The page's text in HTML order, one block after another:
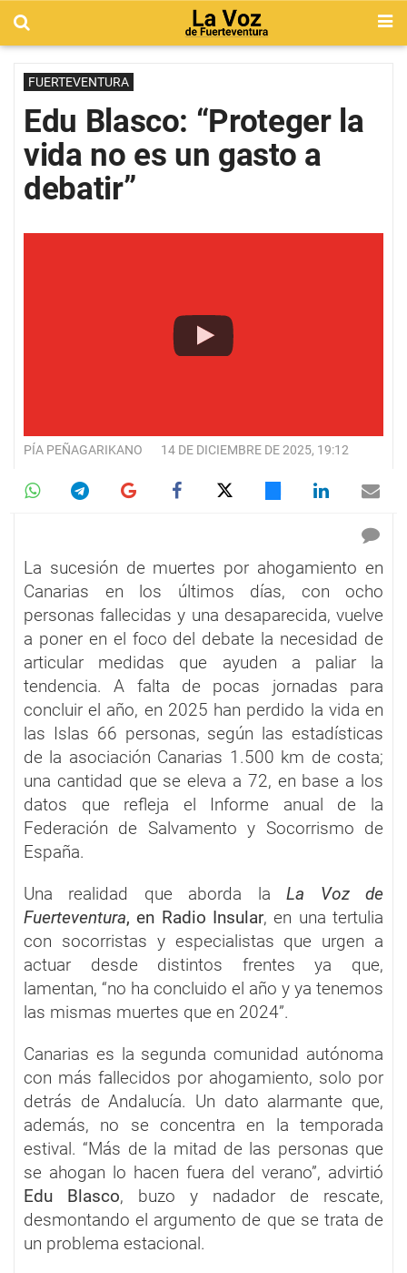
FUERTEVENTURA
Edu Blasco: “Proteger la
vida no es un gasto a
debatir”
14 DE DICIEMBRE DE 2025, 19:12
PÍA PEÑAGARIKANO
La sucesión de muertes por ahogamiento en
Canarias en los últimos días, con ocho
personas fallecidas y una desaparecida, vuelve
a poner en el foco del debate la necesidad de
articular medidas que ayuden a paliar la
tendencia. A falta de pocas jornadas para
concluir el año, en 2025 han perdido la vida en
las Islas 66 personas, según las estadísticas
de la asociación Canarias 1.500 km de costa;
una cantidad que se eleva a 72, en base a los
datos que refleja el Informe anual de la
Federación de Salvamento y Socorrismo de
España.
Una realidad que aborda laLa Voz de
Fuerteventura, en Radio Insular, en una tertulia
con socorristas y especialistas que urgen a
actuar desde distintos frentes ya que,
lamentan, “no ha concluido el año y ya tenemos
las mismas muertes que en 2024”.
Canarias es la segunda comunidad autónoma
con más fallecidos por ahogamiento, solo por
detrás de Andalucía. Un dato alarmante que,
además, no se concentra en la temporada
estival. “Más de la mitad de las personas que
se ahogan lo hacen fuera del verano”, advirtió
Edu Blasco, buzo y nadador de rescate,
desmontando el argumento de que se trata de
un problema estacional.